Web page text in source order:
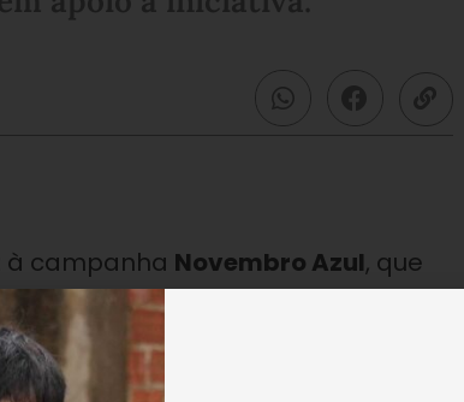
à campanha Novembro Azul, que
diagnóstico precoce do câncer